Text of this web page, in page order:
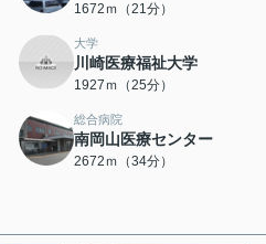
1672ｍ（21分）
大学
川崎医療福祉大学
1927ｍ（25分）
総合病院
南岡山医療センター
2672ｍ（34分）